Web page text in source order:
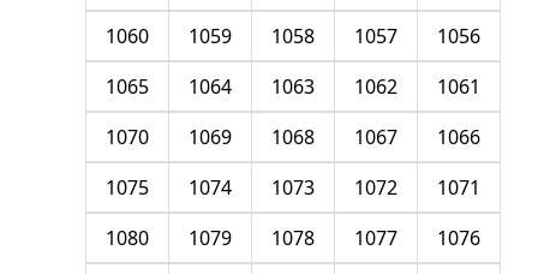
1056
1057
1058
1059
1060
1061
1062
1063
1064
1065
1066
1067
1068
1069
1070
1071
1072
1073
1074
1075
1076
1077
1078
1079
1080